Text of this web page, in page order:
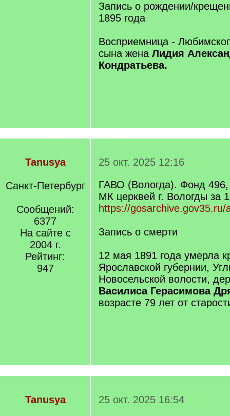
Запись о рождении/
1895 года
Восприемница -
сына жена Лидия
Кондратьева.
Tanusya
Санкт-Петербург
Сообщений:
6377
На сайте с
2004 г.
Рейтинг:
947
25 окт. 2025 12:16
ГАВО (Вологда). Фонд
МК церквей г. Вологды за
https://
Запись о смерти
12 мая 1891 года умерла
Ярославской губернии,
Новосельской волости,
Василиса Герасимова
возрасте 79 лет от
Tanusya
25 окт. 2025 16:54